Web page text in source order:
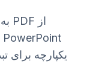
یکپارچه برای